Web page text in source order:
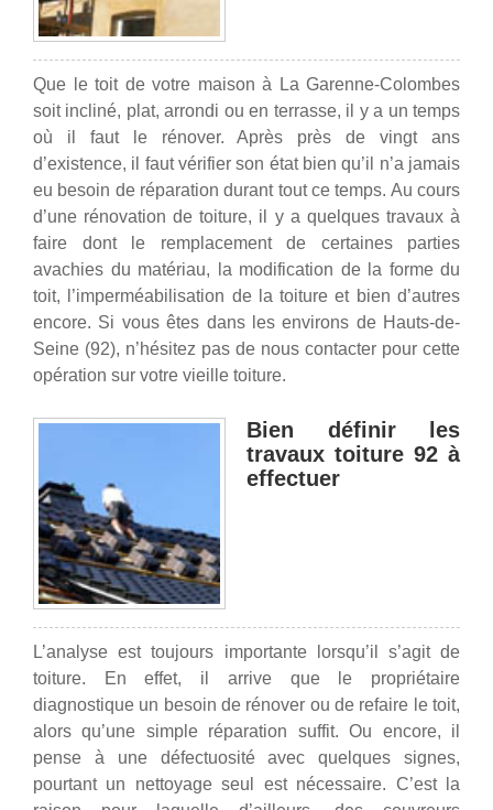
Que le toit de votre maison à La Garenne-Colombes
soit incliné, plat, arrondi ou en terrasse, il y a un temps
où il faut le rénover. Après près de vingt ans
d’existence, il faut vérifier son état bien qu’il n’a jamais
eu besoin de réparation durant tout ce temps. Au cours
d’une rénovation de toiture, il y a quelques travaux à
faire dont le remplacement de certaines parties
avachies du matériau, la modification de la forme du
toit, l’imperméabilisation de la toiture et bien d’autres
encore. Si vous êtes dans les environs de Hauts-de-
Seine (92), n’hésitez pas de nous contacter pour cette
opération sur votre vieille toiture.
Bien définir les
travaux toiture 92 à
effectuer
L’analyse est toujours importante lorsqu’il s’agit de
toiture. En effet, il arrive que le propriétaire
diagnostique un besoin de rénover ou de refaire le toit,
alors qu’une simple réparation suffit. Ou encore, il
pense à une défectuosité avec quelques signes,
pourtant un nettoyage seul est nécessaire. C’est la